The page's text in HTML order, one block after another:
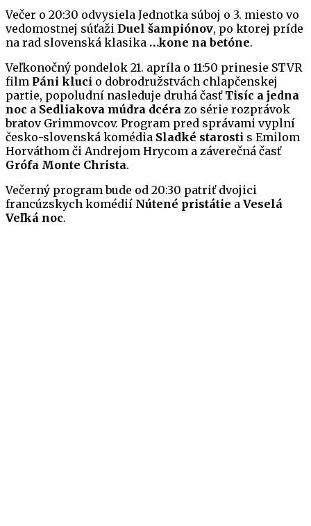
Večer o 20:30 odvysiela Jednotka súboj o 3. miesto vo
vedomostnej súťaži Duel šampiónov, po ktorej príde
na rad slovenská klasika …kone na betóne.
Veľkonočný pondelok 21. apríla o 11:50 prinesie STVR
film Páni kluci o dobrodružstvách chlapčenskej
partie, popoludní nasleduje druhá časť Tisíc a jedna
noc a Sedliakova múdra dcéra zo série rozprávok
bratov Grimmovcov. Program pred správami vyplní
česko-slovenská komédia Sladké starosti s Emilom
Horváthom či Andrejom Hrycom a záverečná časť
Grófa Monte Christa.
Večerný program bude od 20:30 patriť dvojici
francúzskych komédií Nútené pristátie a Veselá
Veľká noc.